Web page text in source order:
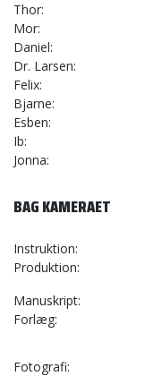
Thor
Mor
Daniel
Dr. Larsen
Felix
Bjarne
Esben
Ib
Jonna
BAG KAMERAET
Instruktion
Produktion
Manuskript
Forlæg
Fotografi